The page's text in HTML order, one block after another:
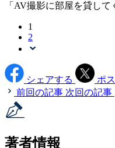
「AV撮影に部屋を貸し
1
2
シェアする
ポ
前回の記事 次回の記事
著者情報